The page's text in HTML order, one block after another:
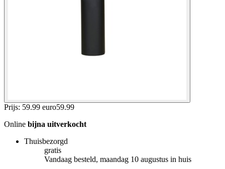
Prijs: 59.99 euro59.99
Online bijna uitverkocht
Thuisbezorgd
gratis
Vandaag besteld, maandag 10 augustus in huis